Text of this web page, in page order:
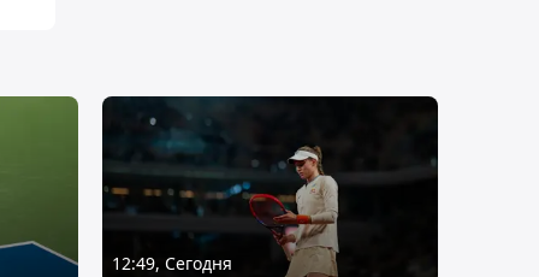
12:49, Сегодня